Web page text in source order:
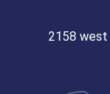
2158 west